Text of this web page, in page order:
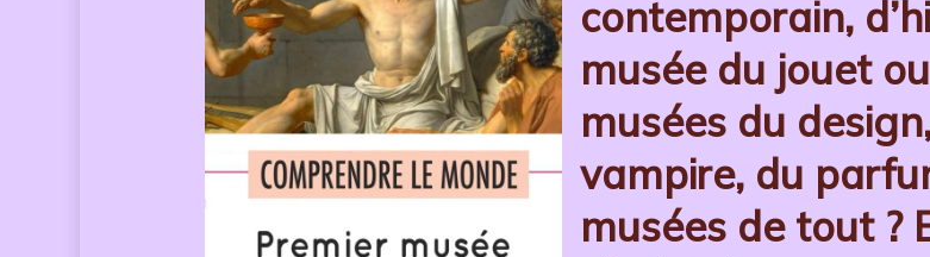
contemporain,
musée du jouet
musées du
vampire, du
musées de tout ?